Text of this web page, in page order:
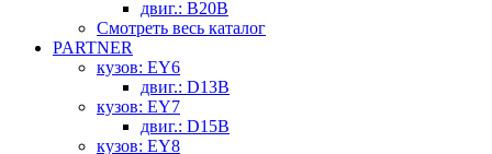
двиг.: B20B
Смотреть весь каталог
PARTNER
кузов: EY6
двиг.: D13B
кузов: EY7
двиг.: D15B
кузов: EY8